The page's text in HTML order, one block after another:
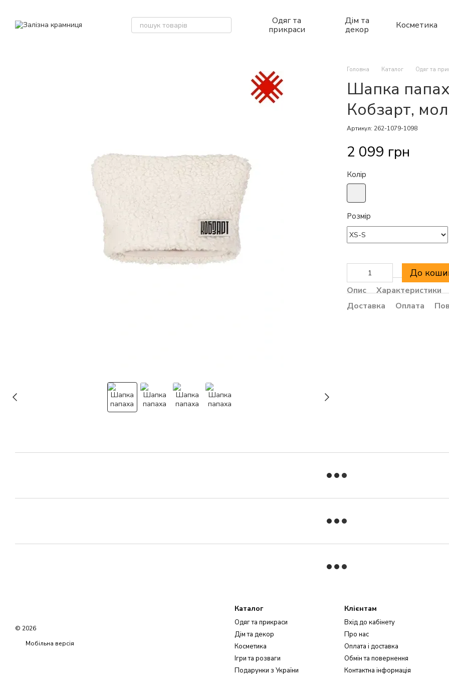
Одяг та
прикраси
Дім та
декор
Косметика
Головна Каталог Одяг та
Шапка
Кобзарт,
Артикул: 262-1079-1098
2 099 грн
Колір
Розмір
До
Опис
Характеристики
Доставка
Оплата
© 2026
Мобільна версія
Каталог
Одяг та прикраси
Дім та декор
Косметика
Ігри та розваги
Подарунки з України
Клієнтам
Вхід до кабінету
Про нас
Оплата і доставка
Обмін та повернення
Контактна інформація